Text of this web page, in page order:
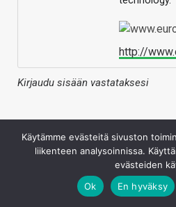
http://
Kirjaudu sisään vastataksesi
Käytämme evästeitä sivuston
liikenteen analysoinnissa.
evästeiden
Ok
En hyväksy